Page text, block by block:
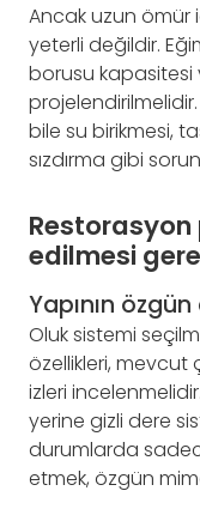
Ancak uzun ömür
yeterli değildir.
borusu kapasitesi
bile su birikmesi,
sızdırma gibi
edilmesi
Yapının
Oluk sistemi
özellikleri, mevcut
izleri
yerine gizli dere
durumlarda
etmek, özgün